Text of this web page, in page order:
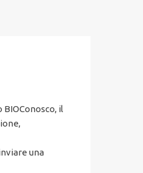
il
una